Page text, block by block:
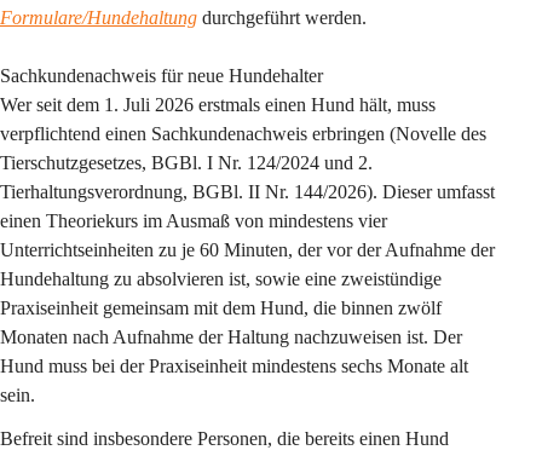
Formulare/Hundehaltung durchgeführt werden.
Sachkundenachweis für neue Hundehalter
Wer seit dem 1. Juli 2026 erstmals einen Hund hält, muss
verpflichtend einen Sachkundenachweis erbringen (Novelle des
Tierschutzgesetzes, BGBl. I Nr. 124/2024 und 2.
Tierhaltungsverordnung, BGBl. II Nr. 144/2026). Dieser umfasst
einen Theoriekurs im Ausmaß von mindestens vier
Unterrichtseinheiten zu je 60 Minuten, der vor der Aufnahme der
Hundehaltung zu absolvieren ist, sowie eine zweistündige
Praxiseinheit gemeinsam mit dem Hund, die binnen zwölf
Monaten nach Aufnahme der Haltung nachzuweisen ist. Der
Hund muss bei der Praxiseinheit mindestens sechs Monate alt
sein.
Befreit sind insbesondere Personen, die bereits einen Hund